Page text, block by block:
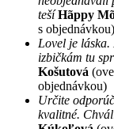
tešíHãppy
s objednávkou)
Lovel je láska.
izbičkám tu
Košutová
objednávkou)
Určite
kvalitné.